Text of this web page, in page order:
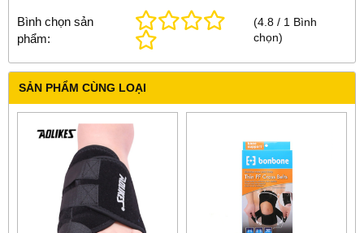
Bình chọn sản
phẩm:
(4.8 / 1 Bình
chọn)
SẢN PHẨM CÙNG LOẠI